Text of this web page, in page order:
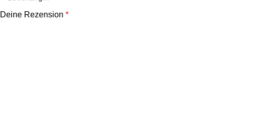
Deine Rezension *